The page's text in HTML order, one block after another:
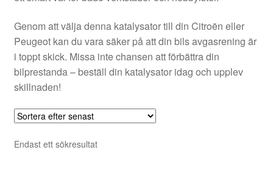
Transport
Vagn
Världsomspännande frakt
Villkor
Genom att välja denna katalysator till din Citroën eller
Peugeot kan du vara säker på att din bils avgasrening är
i toppt skick. Missa inte chansen att förbättra din
bilprestanda – beställ din katalysator idag och upplev
skillnaden!
Endast ett sökresultat